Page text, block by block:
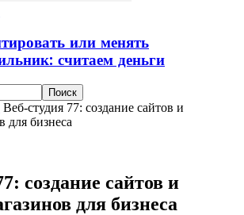
или менять
считаем деньги
Веб-студия 77: создание сайтов и
для бизнеса
создание сайтов и
для бизнеса